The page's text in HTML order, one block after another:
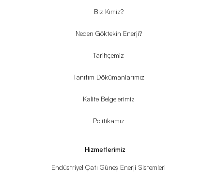
Biz Kimiz?
Neden Göktekin Enerji?
Tarihçemiz
Tanıtım Dökümanlarımız
Kalite Belgelerimiz
Politikamız
Hizmetlerimiz
Endüstriyel Çatı Güneş Enerji Sistemleri